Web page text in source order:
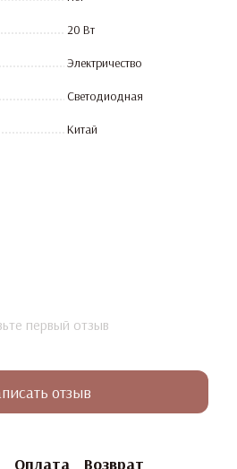
20 Вт
Электричество
Светодиодная
Китай
первый отзыв
отзыв
Оплата Возврат